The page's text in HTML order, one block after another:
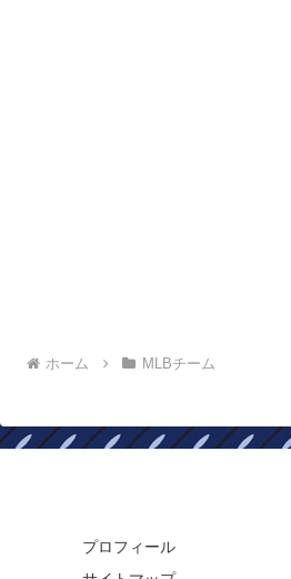
ホーム MLBチーム
プロフィール